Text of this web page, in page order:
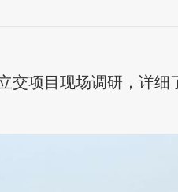
项目现场调研，详细